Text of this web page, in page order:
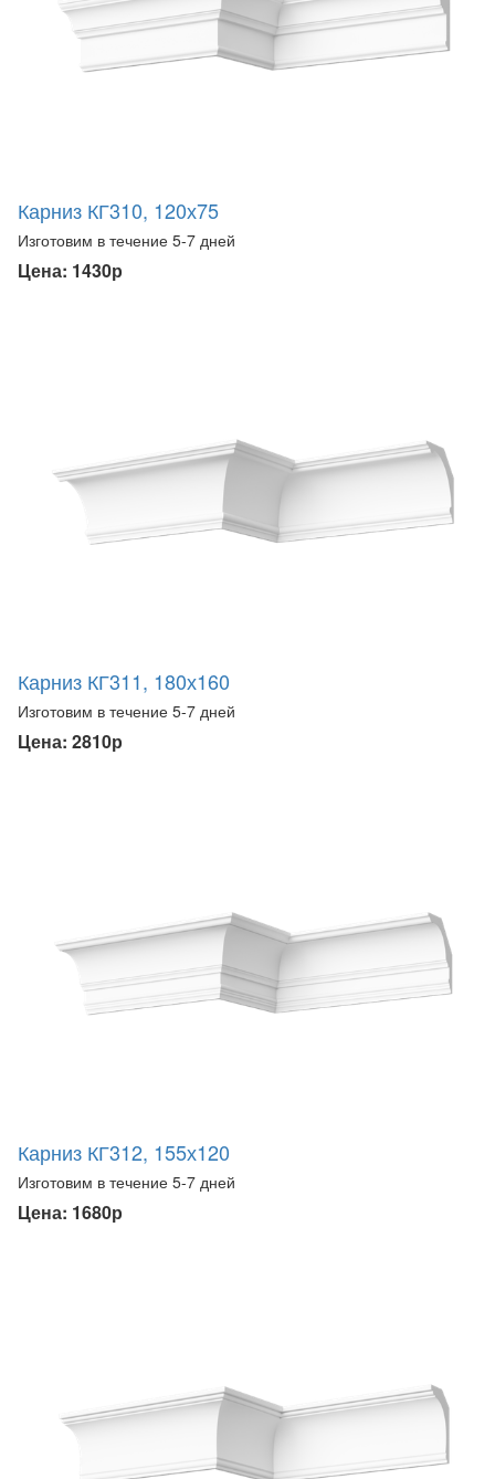
Карниз КГ310, 120х75
Изготовим в течение 5-7 дней
Цена: 1430р
Карниз КГ311, 180х160
Изготовим в течение 5-7 дней
Цена: 2810р
Карниз КГ312, 155х120
Изготовим в течение 5-7 дней
Цена: 1680р